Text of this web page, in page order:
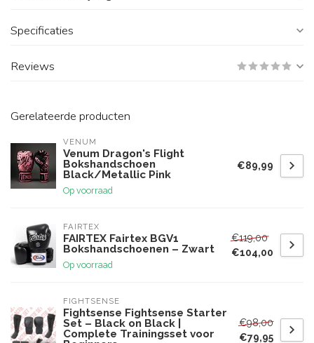
Specificaties
Reviews
Gerelateerde producten
VENUM
Venum Dragon's Flight
Bokshandschoen
Black/Metallic Pink
Op voorraad
€89,99
FAIRTEX
FAIRTEX Fairtex BGV1
Bokshandschoenen – Zwart
Op voorraad
€119,00
€104,00
FIGHTSENSE
Fightsense Fightsense Starter
Set – Black on Black |
Complete Trainingsset voor
€98,00
€79,95